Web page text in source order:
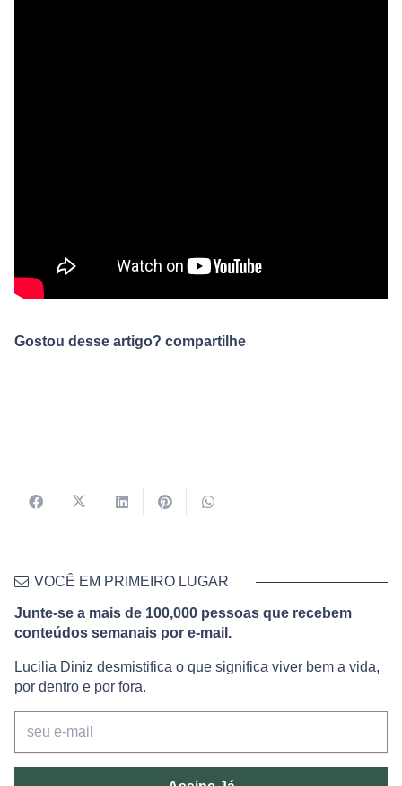
Gostou desse artigo? compartilhe
VOCÊ EM PRIMEIRO LUGAR
Junte-se a mais de 100,000 pessoas que recebem
conteúdos semanais por e-mail.
Lucilia Diniz desmistifica o que significa viver bem a vida,
por dentro e por fora.